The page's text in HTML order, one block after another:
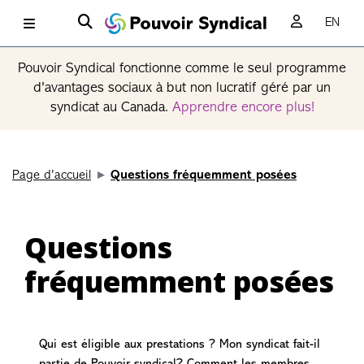
EN
Pouvoir Syndical fonctionne comme le seul programme
d'avantages sociaux à but non lucratif géré par un
syndicat au Canada. Apprendre encore plus!
Page d'accueil Questions fréquemment posées
Questions
fréquemment posées
Qui est éligible aux prestations ? Mon syndicat fait-il